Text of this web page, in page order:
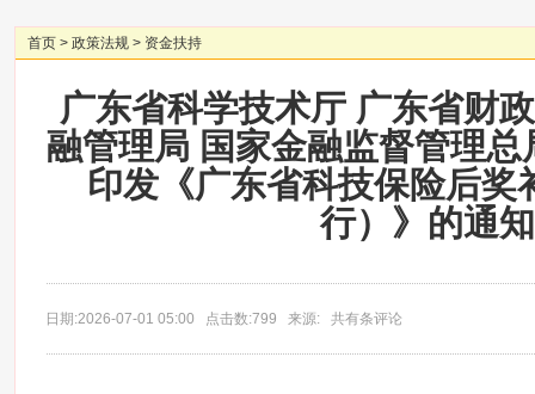
首页 > 政策法规 > 资金扶持
广东省科学技术厅 广东省财
融管理局 国家金融监督管理
印发《广东省科技保险后奖
行）》的通知
日期:2026-07-01 05:00 点击数:799 来源: 共有条评论